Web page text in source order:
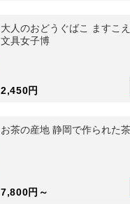
大人のおどうぐばこ ますこ
文具女子博
2,450円
お茶の産地 静岡で作られた
7,800円～